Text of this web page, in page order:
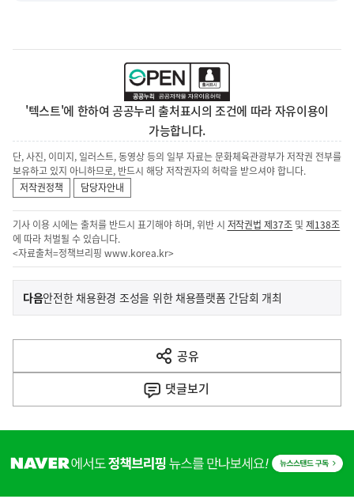
'텍스트'에 한하여 공공누리 출처표시의 조건에 따라 자유이용이
가능합니다.
단, 사진, 이미지, 일러스트, 동영상 등의 일부 자료는 문화체육관광부가 저작권 전부를
보유하고 있지 아니하므로, 반드시 해당 저작권자의 허락을 받으셔야 합니다.
저작권정책
담당자안내
기사 이용 시에는 출처를 반드시 표기해야 하며, 위반 시 저작권법 제37조 및제138조
에 따라 처벌될 수 있습니다.
<자료출처=정책브리핑 www.korea.kr>
이
전
다
음
다음기
사
안전한 채용환경 조성을 위한 채용플랫폼 간담회 개최
공유
열
기
댓글보기
단